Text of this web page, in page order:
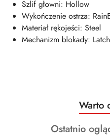
Szlif głowni: Hollow
Wykończenie ostrza:
Materiał rękojeści: Steel
Mechanizm blokady: Latch
Pomiń karuzelę
o
Warto
Produkty
Ostatnio